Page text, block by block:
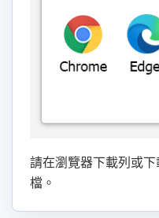
請在瀏覽器下載列或
檔。